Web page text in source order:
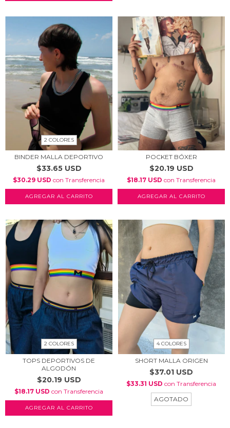
2 COLORES
BINDER MALLA DEPORTIVO
$33.65 USD
$30.29 USD con Transferencia
AGREGAR AL CARRITO
POCKET BÓXER
$20.19 USD
$18.17 USD con Transferencia
AGREGAR AL CARRITO
2 COLORES
TOPS DEPORTIVOS DE
ALGODÓN
$20.19 USD
$18.17 USD con Transferencia
AGREGAR AL CARRITO
4 COLORES
SHORT MALLA ORIGEN
$37.01 USD
$33.31 USD con Transferencia
AGOTADO